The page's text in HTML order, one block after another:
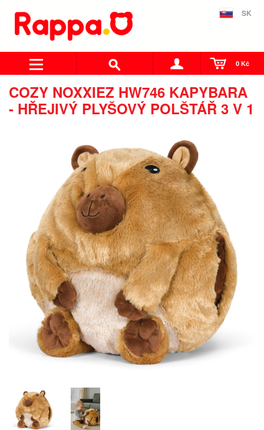
SK
0 Kč
COZY NOXXIEZ HW746 KAPYBARA
- HŘEJIVÝ PLYŠOVÝ POLŠTÁŘ 3 V 1